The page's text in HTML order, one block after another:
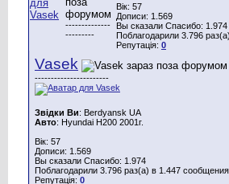
--------------
---------
Вік: 57
Дописи: 1.569
Вы сказали Спасибо: 1.974
Поблагодарили 3.796
Репутація: 0
Vasek
-----------------------
Звідки Ви: Berdyansk UA
Авто: Hyundai H200 2001г.
Вік: 57
Дописи: 1.569
Вы сказали Спасибо: 1.974
Поблагодарили 3.796 раз(а) в 1.447
Репутація: 0